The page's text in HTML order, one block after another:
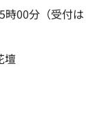
時00分（受付は
壇